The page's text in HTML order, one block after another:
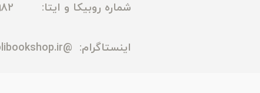
شماره روبیکا و ایتا: 09165435982
اینستاگرام: @madmolibookshop.ir